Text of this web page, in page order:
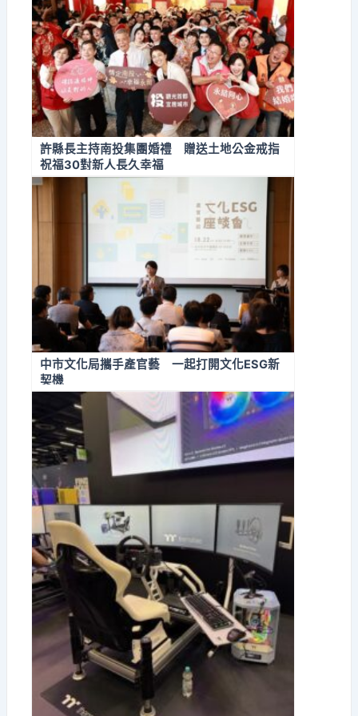
許縣長主持南投集團婚禮 贈送土地公金戒指
祝福30對新人長久幸福
中市文化局攜手產官藝 一起打開文化ESG新
契機